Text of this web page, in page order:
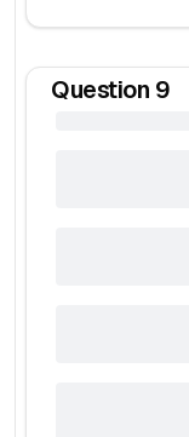
Question 9